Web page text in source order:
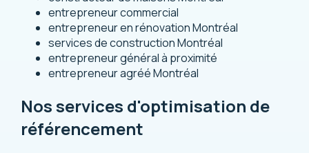
entrepreneur commercial
entrepreneur en rénovation Montréal
services de construction Montréal
entrepreneur général à proximité
entrepreneur agréé Montréal
Nos services d'optimisation de
référencement